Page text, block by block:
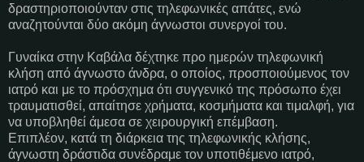
δραστηριοποιούνταν στις τηλεφωνικές απάτες, ενώ
αναζητούνται δύο ακόμη άγνωστοι συνεργοί του.
Γυναίκα στην Καβάλα δέχτηκε προ ημερών τηλεφωνική
κλήση από άγνωστο άνδρα, ο οποίος, προσποιούμενος τον
ιατρό και με το πρόσχημα ότι συγγενικό της πρόσωπο έχει
τραυματισθεί, απαίτησε χρήματα, κοσμήματα και τιμαλφή, για
να υποβληθεί άμεσα σε χειρουργική επέμβαση.
Επιπλέον, κατά τη διάρκεια της τηλεφωνικής κλήσης,
άγνωστη δράστιδα συνέδραμε τον υποτιθέμενο ιατρό,